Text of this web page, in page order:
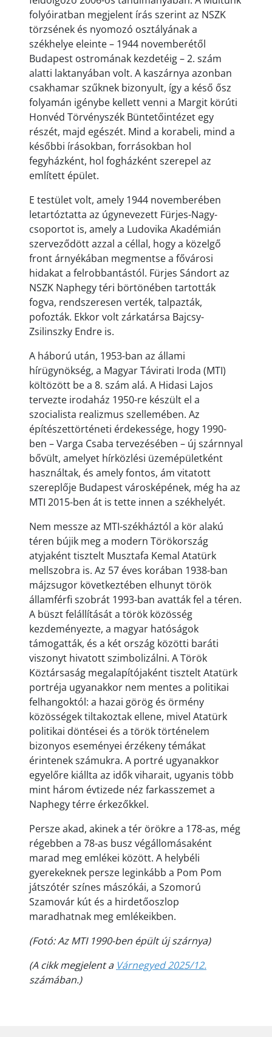
folyóiratban megjelent írás szerint az NSZK
törzsének és nyomozó osztályának a
székhelye eleinte – 1944 novemberétől
Budapest ostromának kezdetéig – 2. szám
alatti laktanyában volt. A kaszárnya azonban
csakhamar szűknek bizonyult, így a késő ősz
folyamán igénybe kellett venni a Margit körúti
Honvéd Törvényszék Büntetőintézet egy
részét, majd egészét. Mind a korabeli, mind a
későbbi írásokban, forrásokban hol
fegyházként, hol fogházként szerepel az
említett épület.
E testület volt, amely 1944 novemberében
letartóztatta az úgynevezett Fürjes-Nagy-
csoportot is, amely a Ludovika Akadémián
szerveződött azzal a céllal, hogy a közelgő
front árnyékában megmentse a fővárosi
hidakat a felrobbantástól. Fürjes Sándort az
NSZK Naphegy téri börtönében tartották
fogva, rendszeresen verték, talpazták,
pofozták. Ekkor volt zárkatársa Bajcsy-
Zsilinszky Endre is.
A háború után, 1953-ban az állami
hírügynökség, a Magyar Távirati Iroda (MTI)
költözött be a 8. szám alá. A Hidasi Lajos
tervezte irodaház 1950-re készült el a
szocialista realizmus szellemében. Az
építészettörténeti érdekessége, hogy 1990-
ben – Varga Csaba tervezésében – új szárnnyal
bővült, amelyet hírközlési üzemépületként
használtak, és amely fontos, ám vitatott
szereplője Budapest városképének, még ha az
MTI 2015-ben át is tette innen a székhelyét.
Nem messze az MTI-székháztól a kör alakú
téren bújik meg a modern Törökország
atyjaként tisztelt Musztafa Kemal Atatürk
mellszobra is. Az 57 éves korában 1938-ban
májzsugor következtében elhunyt török
államférfi szobrát 1993-ban avatták fel a téren.
A büszt felállítását a török közösség
kezdeményezte, a magyar hatóságok
támogatták, és a két ország közötti baráti
viszonyt hivatott szimbolizálni. A Török
Köztársaság megalapítójaként tisztelt Atatürk
portréja ugyanakkor nem mentes a politikai
felhangoktól: a hazai görög és örmény
közösségek tiltakoztak ellene, mivel Atatürk
politikai döntései és a török történelem
bizonyos eseményei érzékeny témákat
érintenek számukra. A portré ugyanakkor
egyelőre kiállta az idők viharait, ugyanis több
mint három évtizede néz farkasszemet a
Naphegy térre érkezőkkel.
Persze akad, akinek a tér örökre a 178-as, még
régebben a 78-as busz végállomásaként
marad meg emlékei között. A helybéli
gyerekeknek persze leginkább a Pom Pom
játszótér színes mászókái, a Szomorú
Szamovár kút és a hirdetőoszlop
maradhatnak meg emlékeikben.
(Fotó: Az MTI 1990-ben épült új szárnya)
(A cikk megjelent a Várnegyed 2025/12.
számában.)